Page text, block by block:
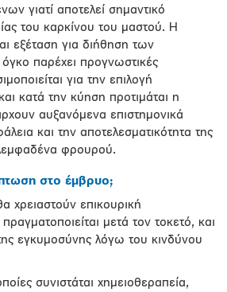
γιατί αποτελεί σημαντικό
του καρκίνου του μαστού. Η
εξέταση για διήθηση των
παρέχει προγνωστικές
για την επιλογή
κατά την κύηση προτιμάται η
αυξανόμενα επιστημονικά
και την αποτελεσματικότητα της
λεμφαδένα φρουρού.
στο έμβρυο;
χρειαστούν επικουρική
μετά τον τοκετό, και
εγκυμοσύνης λόγω του κινδύνου
συνιστάται χημειοθεραπεία,